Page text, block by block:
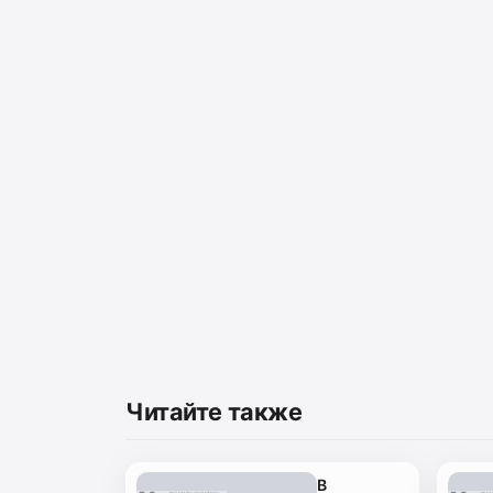
Читайте также
В